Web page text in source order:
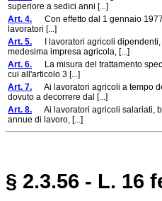
superiore a sedici anni [...]
Art. 4. Con effetto dal 1 gennaio 1977
lavoratori [...]
Art. 5. I lavoratori agricoli dipendenti,
medesima impresa agricola, [...]
Art. 6. La misura del trattamento
cui all'articolo 3 [...]
Art. 7. Ai lavoratori agricoli a tempo
dovuto a decorrere dal [...]
Art. 8. Ai lavoratori agricoli salariati,
annue di lavoro, [...]
§ 2.3.56 - L. 16